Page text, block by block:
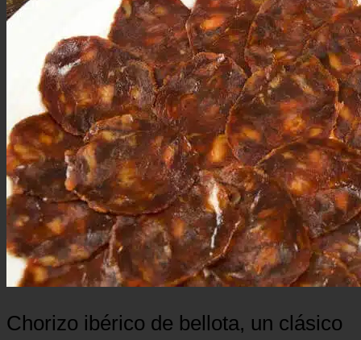
Chorizo ibérico de bellota, un clásico